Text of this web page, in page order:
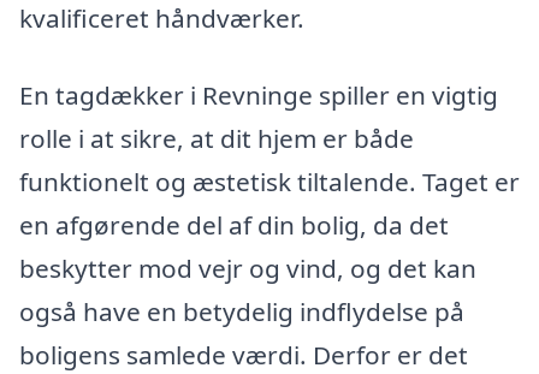
kvalificeret håndværker.
En tagdækker i Revninge spiller en vigtig
rolle i at sikre, at dit hjem er både
funktionelt og æstetisk tiltalende. Taget er
en afgørende del af din bolig, da det
beskytter mod vejr og vind, og det kan
også have en betydelig indflydelse på
boligens samlede værdi. Derfor er det